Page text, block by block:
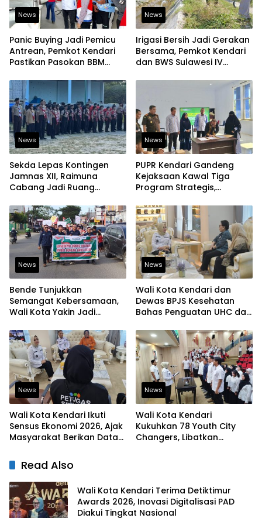
News
Panic Buying Jadi Pemicu
Antrean, Pemkot Kendari
Pastikan Pasokan BBM
News
Irigasi Bersih Jadi Gerakan
Bersama, Pemkot Kendari
dan BWS Sulawesi IV
Pangan
News
Sekda Lepas Kontingen
Jamnas XII, Raimuna
Cabang Jadi Ruang
dan Berjiwa Pemimpin
News
PUPR Kendari Gandeng
Kejaksaan Kawal Tiga
Program Strategis,
Bangun Infrastruktur
Berintegritas
News
Bende Tunjukkan
Semangat Kebersamaan,
Wali Kota Yakin Jadi
Lain
News
Wali Kota Kendari dan
Dewas BPJS Kesehatan
Bahas Penguatan UHC dan
Kesehatan
News
Wali Kota Kendari Ikuti
Sensus Ekonomi 2026, Ajak
Masyarakat Berikan Data
News
Wali Kota Kendari
Kukuhkan 78 Youth City
Changers, Libatkan
Read Also
Wali Kota Kendari Terima Detiktimur
Awards 2026, Inovasi Digitalisasi PAD
Diakui Tingkat Nasional